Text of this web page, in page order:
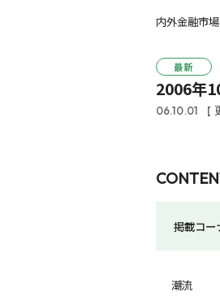
内外金融市
最新
2006年
06.10.01 [
掲載コー
潮流